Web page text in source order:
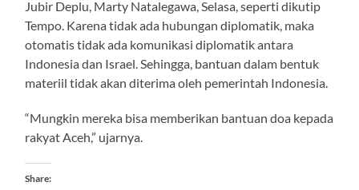
Jubir Deplu, Marty Natalegawa, Selasa, seperti dikutip
Tempo. Karena tidak ada hubungan diplomatik, maka
otomatis tidak ada komunikasi diplomatik antara
Indonesia dan Israel. Sehingga, bantuan dalam bentuk
materiil tidak akan diterima oleh pemerintah Indonesia.
“Mungkin mereka bisa memberikan bantuan doa kepada
rakyat Aceh,” ujarnya.
Share: